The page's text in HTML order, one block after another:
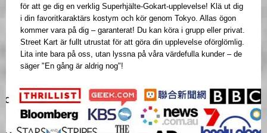
för att ge dig en verklig Superhjälte-Gokart-upplevelse! Klä ut dig
i din favoritkaraktärs kostym och kör genom Tokyo. Allas ögon
kommer vara på dig – garanterat! Du kan köra i grupp eller privat.
Street Kart är fullt utrustat för att göra din upplevelse oförglömlig.
Lita inte bara på oss, utan lyssna på våra värdefulla kunder – de
säger "En gång är aldrig nog"!